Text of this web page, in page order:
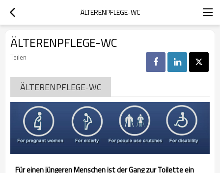
ÄLTERENPFLEGE-WC
ÄLTERENPFLEGE-WC
Teilen
ÄLTERENPFLEGE-WC
Für einen jüngeren Menschen ist der Gang zur Toilette ein